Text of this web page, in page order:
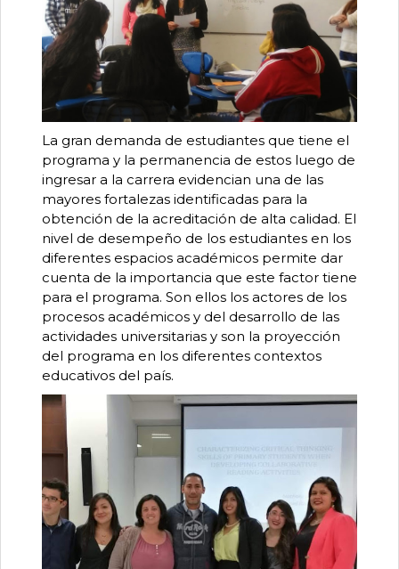
La gran demanda de estudiantes que tiene el
programa y la permanencia de estos luego de
ingresar a la carrera evidencian una de las
mayores fortalezas identificadas para la
obtención de la acreditación de alta calidad. El
nivel de desempeño de los estudiantes en los
diferentes espacios académicos permite dar
cuenta de la importancia que este factor tiene
para el programa. Son ellos los actores de los
procesos académicos y del desarrollo de las
actividades universitarias y son la proyección
del programa en los diferentes contextos
educativos del país.